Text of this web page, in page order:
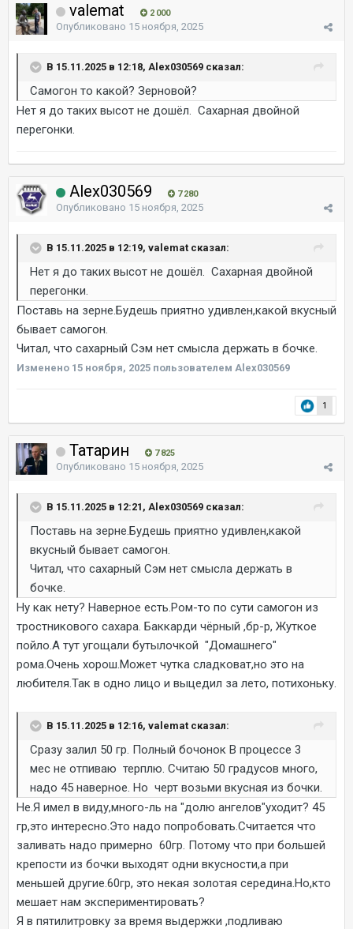
valemat 2 000
Опубликовано 15 ноября, 2025
В 15.11.2025 в 12:18, Alex030569 сказал:
Самогон то какой? Зерновой?
Нет я до таких высот не дошёл. Сахарная двойной
перегонки.
Alex030569 7 280
Опубликовано 15 ноября, 2025
В 15.11.2025 в 12:19, valemat сказал:
Нет я до таких высот не дошёл. Сахарная двойной
перегонки.
Поставь на зерне.Будешь приятно удивлен,какой вкусный
бывает самогон.
Читал, что сахарный Сэм нет смысла держать в бочке.
Изменено 15 ноября, 2025 пользователем Alex030569
1
Татарин 7 825
Опубликовано 15 ноября, 2025
В 15.11.2025 в 12:21, Alex030569 сказал:
Поставь на зерне.Будешь приятно удивлен,какой
вкусный бывает самогон.
Читал, что сахарный Сэм нет смысла держать в
бочке.
Ну как нету? Наверное есть.Ром-то по сути самогон из
тростникового сахара. Баккарди чёрный ,бр-р, Жуткое
пойло.А тут угощали бутылочкой "Домашнего"
рома.Очень хорош.Может чутка сладковат,но это на
любителя.Так в одно лицо и выцедил за лето, потихоньку.
В 15.11.2025 в 12:16, valemat сказал:
Сразу залил 50 гр. Полный бочонок В процессе 3
мес не отпиваю терплю. Считаю 50 градусов много,
надо 45 наверное. Но черт возьми вкусная из бочки.
Не.Я имел в виду,много-ль на "долю ангелов"уходит? 45
гр,это интересно.Это надо попробовать.Считается что
заливать надо примерно 60гр. Потому что при большей
крепости из бочки выходят одни вкусности,а при
меньшей другие.60гр, это некая золотая середина.Но,кто
мешает нам экспериментировать?
Я в пятилитровку за время выдержки ,подливаю